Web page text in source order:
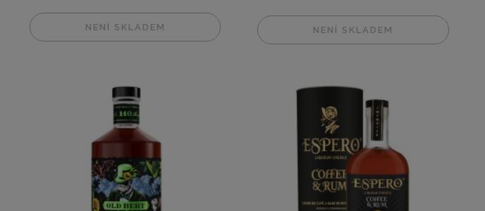
NENÍ SKLADEM NENÍ SKLADEM